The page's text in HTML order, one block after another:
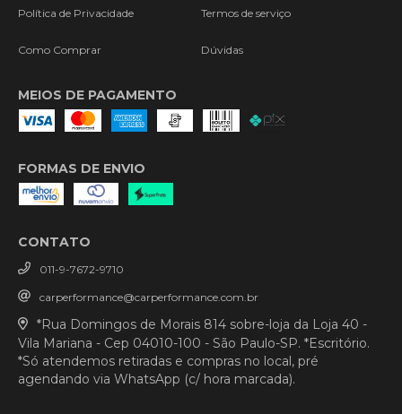
Política de Privacidade Termos de serviço
Como Comprar Dúvidas
MEIOS DE PAGAMENTO
FORMAS DE ENVIO
CONTATO
011-9-7672-9710
carperformance@carperformance.com.br
*Rua Domingos de Morais 814 sobre-loja da Loja 40 -
Vila Mariana - Cep 04010-100 - São Paulo-SP. *Escritório.
*Só atendemos retiradas e compras no local, pré
agendando via WhatsApp (c/ hora marcada).